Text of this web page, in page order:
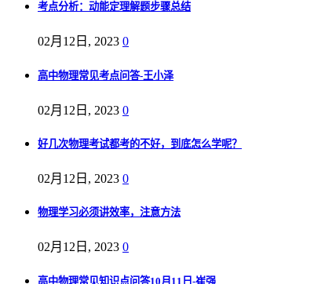
考点分析：动能定理解题步骤总结
02月12日, 2023 0
高中物理常见考点问答-王小泽
02月12日, 2023 0
好几次物理考试都考的不好，到底怎么学呢？
02月12日, 2023 0
物理学习必须讲效率，注意方法
02月12日, 2023 0
高中物理常见知识点问答10月11日-崔强